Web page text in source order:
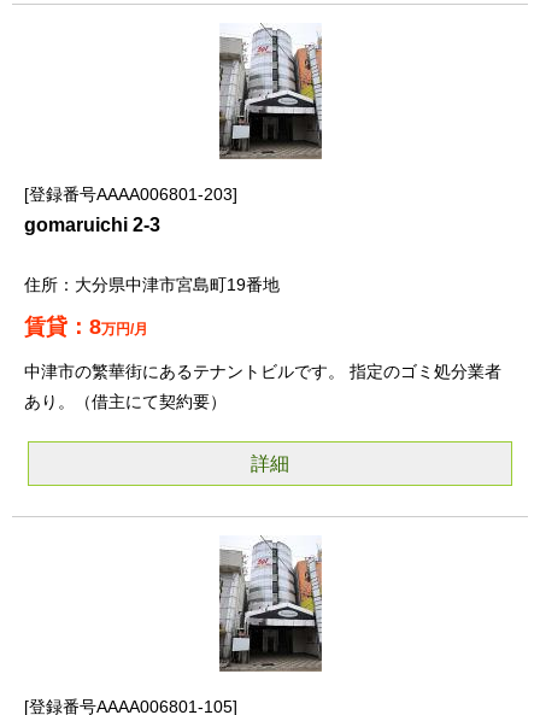
登録番号AAAA006801-203
gomaruichi 2-3
大分県中津市宮島町19番地
8万円/月
中津市の繁華街にあるテナントビルです。 指定のゴミ処分業者
あり。（借主にて契約要）
詳細
登録番号AAAA006801-105